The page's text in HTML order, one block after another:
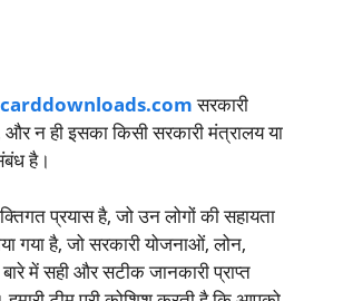
सरकारी
और न ही इसका किसी सरकारी मंत्रालय या
है।
प्रयास है, जो उन लोगों की सहायता
गया है, जो सरकारी योजनाओं, लोन,
में सही और सटीक जानकारी प्राप्त